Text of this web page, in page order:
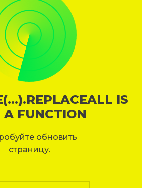
IS
A FUNCTION
обновить
страницу.